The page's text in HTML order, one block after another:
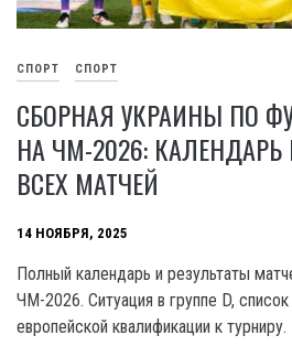
СПОРТ СПОРТ
СБОРНАЯ УКРАИНЫ ПО
НА ЧМ-2026: КАЛЕНДАРЬ
ВСЕХ МАТЧЕЙ
14 НОЯБРЯ, 2025
Полный календарь и результаты
ЧМ-2026. Ситуация в группе D,
европейской квалификации к турниру.